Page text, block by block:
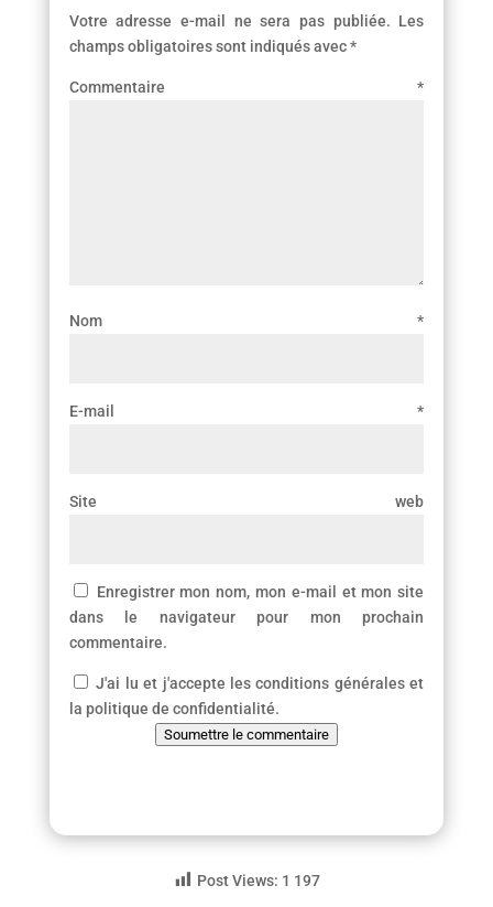
Votre adresse e-mail ne sera pas publiée. Les
champs obligatoires sont indiqués avec*
Commentaire*
Nom*
E-mail*
Site web
Enregistrer mon nom, mon e-mail et mon site
dans le navigateur pour mon prochain
commentaire.
J'ai lu et j'accepte les conditions générales et
la politique de confidentialité.
Soumettre le commentaire
Post Views: 1 197